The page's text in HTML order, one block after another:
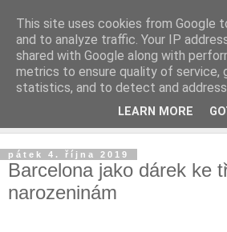
pátek 4. října 2019
Barcelona jako dárek ke
narozeninám
This site uses cookies from Google
and to analyze traffic. Your IP
shared with Google along with
metrics to ensure quality of service,
statistics, and to detect and address
LEARN MORE